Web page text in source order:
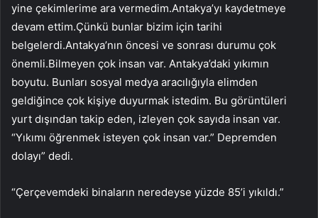
yine çekimlerime ara vermedim.Antakya’yı kaydetmeye
devam ettim.Çünkü bunlar bizim için tarihi
belgelerdi.Antakya’nın öncesi ve sonrası durumu çok
önemli.Bilmeyen çok insan var. Antakya’daki yıkımın
boyutu. Bunları sosyal medya aracılığıyla elimden
geldiğince çok kişiye duyurmak istedim. Bu görüntüleri
yurt dışından takip eden, izleyen çok sayıda insan var.
“Yıkımı öğrenmek isteyen çok insan var.” Depremden
dolayı” dedi.
“Çerçevemdeki binaların neredeyse yüzde 85’i yıkıldı.”